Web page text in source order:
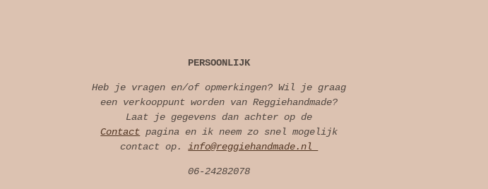
PERSOONLIJK
Heb je vragen en/of opmerkingen? Wil je graag
een verkooppunt worden van Reggiehandmade?
Laat je gegevens dan achter op de
Contact pagina en ik neem zo snel mogelijk
contact op.info@reggiehandmade.nl
06-24282078